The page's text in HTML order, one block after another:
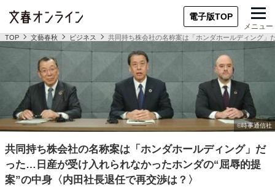
電子版TOP
メニュー
TOP 文藝春秋 ビジネス 共同持ち株会社の名称案は「ホンダホールディング
共同持ち株会社の名称案は「ホンダホールディング」だ
った…日産が受け入れられなかったホンダの“屈辱的提
案”の中身〈内田社長退任で再交渉は？〉